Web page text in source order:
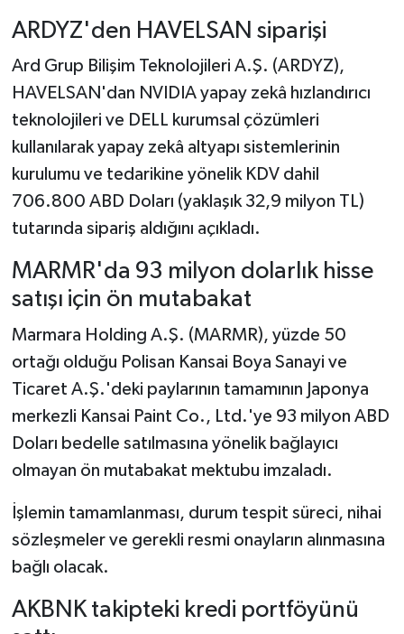
ARDYZ'den HAVELSAN siparişi
Ard Grup Bilişim Teknolojileri A.Ş. (ARDYZ),
HAVELSAN'dan NVIDIA yapay zekâ hızlandırıcı
teknolojileri ve DELL kurumsal çözümleri
kullanılarak yapay zekâ altyapı sistemlerinin
kurulumu ve tedarikine yönelik KDV dahil
706.800 ABD Doları (yaklaşık 32,9 milyon TL)
tutarında sipariş aldığını açıkladı.
MARMR'da 93 milyon dolarlık hisse
satışı için ön mutabakat
Marmara Holding A.Ş. (MARMR), yüzde 50
ortağı olduğu Polisan Kansai Boya Sanayi ve
Ticaret A.Ş.'deki paylarının tamamının Japonya
merkezli Kansai Paint Co., Ltd.'ye 93 milyon ABD
Doları bedelle satılmasına yönelik bağlayıcı
olmayan ön mutabakat mektubu imzaladı.
İşlemin tamamlanması, durum tespit süreci, nihai
sözleşmeler ve gerekli resmi onayların alınmasına
bağlı olacak.
AKBNK takipteki kredi portföyünü